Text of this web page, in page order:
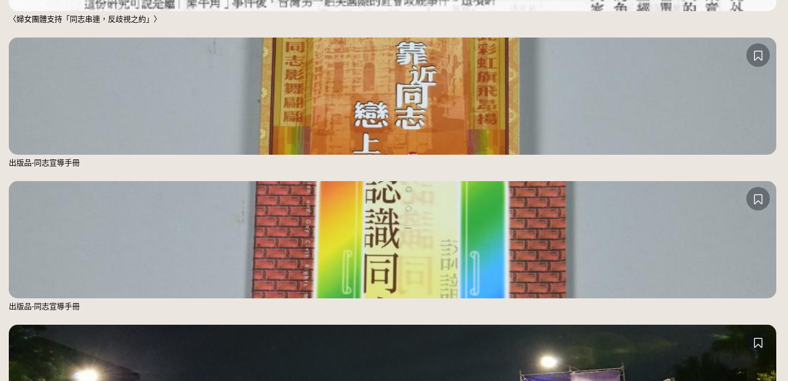
〈婦女團體支持「同志串連，反歧視之約」〉
出版品-同志宣導手冊
出版品-同志宣導手冊